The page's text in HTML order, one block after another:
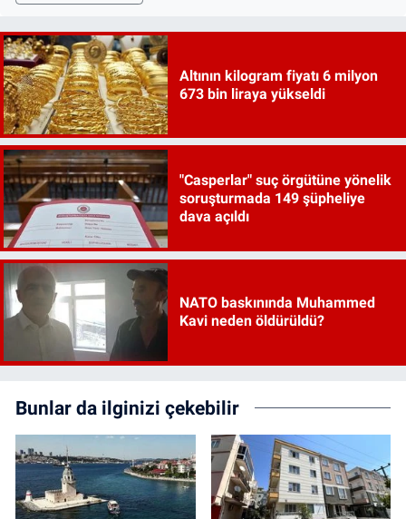
Altının kilogram fiyatı 6 milyon
673 bin liraya yükseldi
"Casperlar" suç örgütüne yönelik
soruşturmada 149 şüpheliye
dava açıldı
NATO baskınında Muhammed
Kavi neden öldürüldü?
Bunlar da ilginizi çekebilir